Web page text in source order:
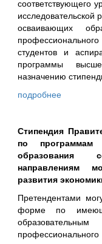
соответствующего
исследовательской
осваивающих
студентов и
программы
назначению
подробнее
Стипендия
по программам
образования
направлениям
развития
Претендентами
форме по